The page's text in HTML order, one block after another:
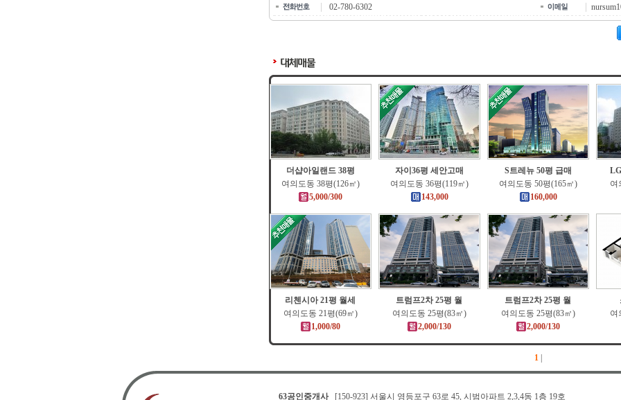
02-780-6302
더샵아일랜드 38평
여의도동 38평(126㎡)
5,000/300
자이36평 세안고매
여의도동 36평(119㎡)
143,000
S트레뉴 50평 급매
여의도동 50평(165㎡)
160,000
여
리첸시아 21평 월세
여의도동 21평(69㎡)
1,000/80
트럼프2차 25평 월
여의도동 25평(83㎡)
2,000/130
트럼프2차 25평 월
여의도동 25평(83㎡)
2,000/130
여
1
63공인중개사[150-923] 서울시 영등포구 63로 45, 시범아파트 2,3,4동 1층 19호